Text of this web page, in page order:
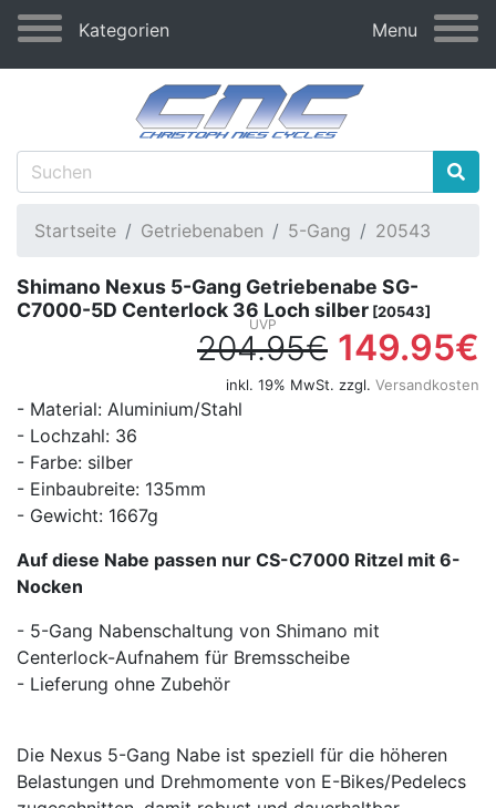
Kategorien Menu
Startseite Getriebenaben 5-Gang 20543
Shimano Nexus 5-Gang Getriebenabe SG-
C7000-5D Centerlock 36 Loch silber [20543]
204.95€ 149.95€
inkl. 19% MwSt. zzgl. Versandkosten
- Material: Aluminium/Stahl
- Lochzahl: 36
- Farbe: silber
- Einbaubreite: 135mm
- Gewicht: 1667g
Auf diese Nabe passen nur CS-C7000 Ritzel mit 6-
Nocken
- 5-Gang Nabenschaltung von Shimano mit
Centerlock-Aufnahem für Bremsscheibe
- Lieferung ohne Zubehör
Die Nexus 5-Gang Nabe ist speziell für die höheren
Belastungen und Drehmomente von E-Bikes/Pedelecs